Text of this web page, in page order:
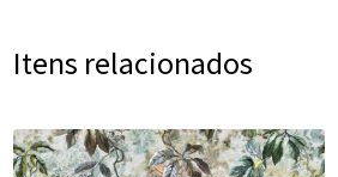
Itens relacionados